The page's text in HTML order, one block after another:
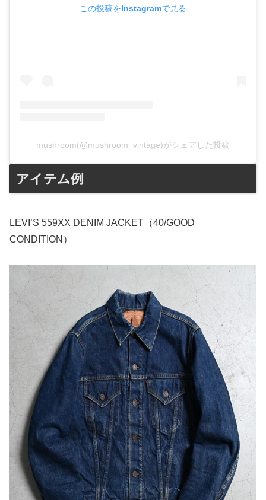
この投稿をInstagramで見る
mushroom(@mushroom_vintage)がシェアした投稿
アイテム例
LEVI’S 559XX DENIM JACKET（40/GOOD
CONDITION）